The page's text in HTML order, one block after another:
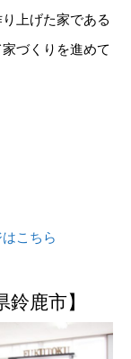
上げた家である
づくりを進めて
こちら
鹿市】